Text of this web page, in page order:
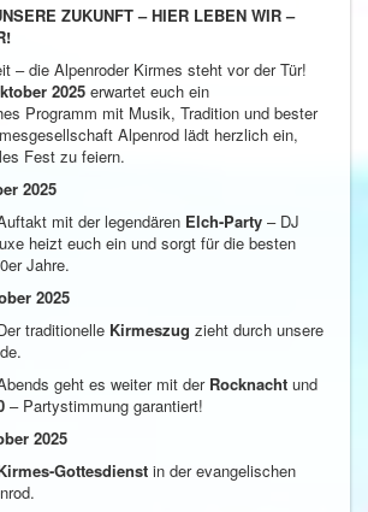
ZUKUNFT – HIER LEBEN WIR –
– die Alpenroder Kirmes steht vor der Tür!
2025 erwartet euch ein
Programm mit Musik, Tradition und bester
Alpenrod lädt herzlich ein,
Fest zu feiern.
2025
mit der legendären Elch-Party – DJ
heizt euch ein und sorgt für die besten
Jahre.
2025
traditionelle Kirmeszug zieht durch unsere
geht es weiter mit der Rocknacht und
– Partystimmung garantiert!
2025
Gottesdienst in der evangelischen